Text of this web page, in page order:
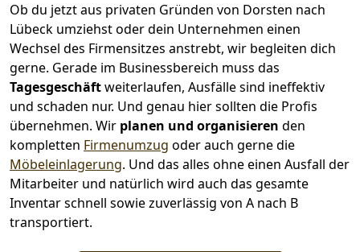
Ob du jetzt aus privaten Gründen von Dorsten nach
Lübeck umziehst oder dein Unternehmen einen
Wechsel des Firmensitzes anstrebt, wir begleiten dich
gerne. Gerade im Businessbereich muss das
Tagesgeschäftweiterlaufen, Ausfälle sind ineffektiv
und schaden nur. Und genau hier sollten die Profis
übernehmen. Wir planen und organisieren den
kompletten Firmenumzug oder auch gerne die
Möbeleinlagerung. Und das alles ohne einen Ausfall der
Mitarbeiter und natürlich wird auch das gesamte
Inventar schnell sowie zuverlässig von A nach B
transportiert.